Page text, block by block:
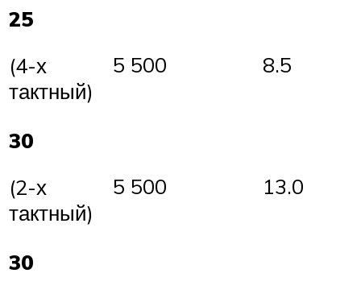
25
(4-х
тактный)
5 500 8.5
30
(2-х
тактный)
5 500 13.0
30